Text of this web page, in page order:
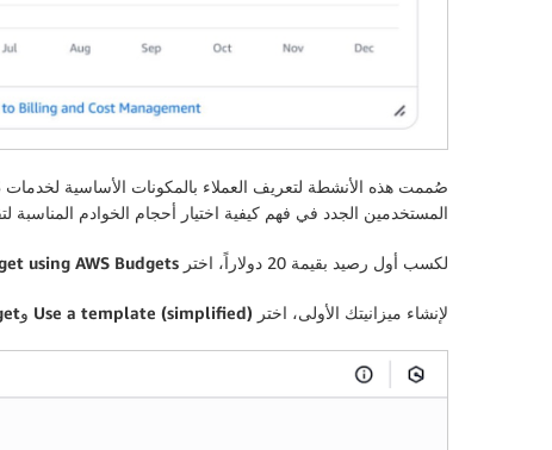
المستخدمين الجدد في فهم كيفية اختيار أحجام الخوادم المناسبة
لكسب أول رصيد بقيمة 20 دولاراً، اختر using AWS Budgets
لإنشاء ميزانيتك الأولى، اختر Use a template (simplified) و